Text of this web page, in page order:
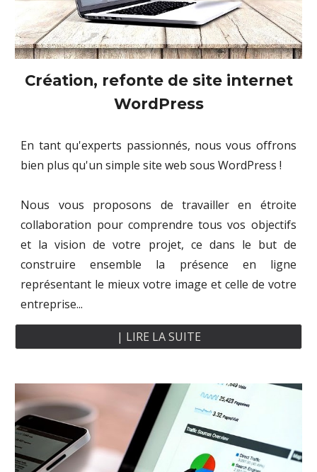
Création, refonte de site internet
WordPress
En tant qu'experts passionnés, nous vous offrons
bien plus qu'un simple site web sous WordPress !
Nous vous proposons de travailler en étroite
collaboration pour comprendre tous vos objectifs
et la vision de votre projet, ce dans le but de
construire ensemble la présence en ligne
représentant le mieux votre image et celle de votre
entreprise...
| LIRE LA SUITE